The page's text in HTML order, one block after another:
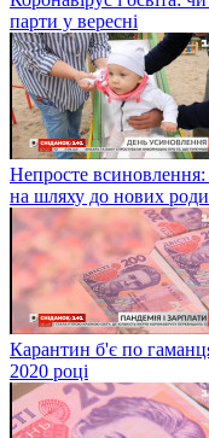
парти у вересні
Непросте
на шляху до нових
Карантин б'є по
2020 році